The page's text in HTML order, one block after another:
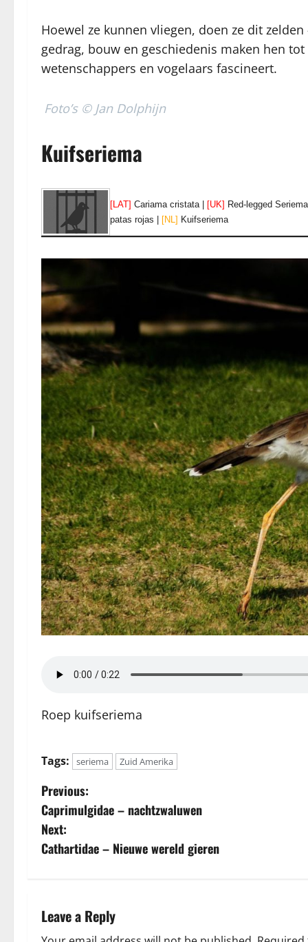
Hoewel ze kunnen vliegen, doen ze dit
gedrag, bouw en geschiedenis maken hen
wetenschappers en vogelaars fascineert.
Foto’s © Jan Dolphijn
Kuifseriema
[LAT] Cariama cristata | [UK] Red-legged Seriema
patas rojas |
[NL] Kuifseriema
Roep kuifseriema
Tags: seriema Zuid Amerika
P
o
s
n
Previous:
Caprimulgidae – nachtzwaluwen
Next:
Cathartidae – Nieuwe wereld gieren
Leave a Reply